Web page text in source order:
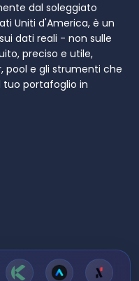
dal soleggiato
Uniti d'America, è un
dati reali - non sulle
preciso e utile,
pool e gli strumenti che
portafoglio in